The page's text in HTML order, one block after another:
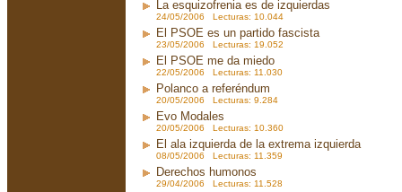
La esquizofrenia es de izquierdas
24/05/2006 Lecturas: 10.044
El PSOE es un partido fascista
23/05/2006 Lecturas: 19.052
El PSOE me da miedo
22/05/2006 Lecturas: 11.030
Polanco a referéndum
20/05/2006 Lecturas: 9.284
Evo Modales
20/05/2006 Lecturas: 10.360
El ala izquierda de la extrema izquierda
08/05/2006 Lecturas: 11.359
Derechos humonos
29/04/2006 Lecturas: 11.528